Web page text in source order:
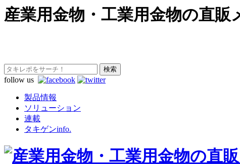
産業用金物・工業用金物の直販
follow us
製品情報
ソリューション
連載
タキゲンinfo.